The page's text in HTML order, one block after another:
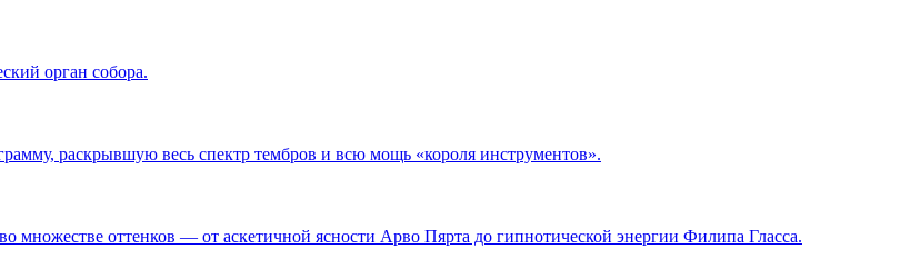
орган собора.
раскрывшую весь спектр тембров и всю мощь «короля инструментов».
множестве оттенков — от аскетичной ясности Арво Пярта до гипнотической энергии Филипа Гласса.